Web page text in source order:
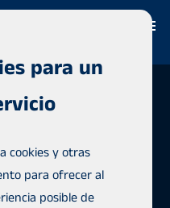
para un
cookies y otras
para ofrecer al
posible de